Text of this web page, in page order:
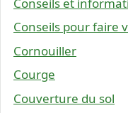
Conseils pour faire
Cornouiller
Courge
Couverture du sol